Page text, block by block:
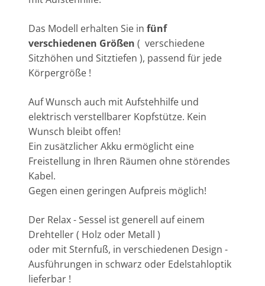
Das Modell erhalten Sie in fünf
verschiedenen Größen ( verschiedene
Sitzhöhen und Sitztiefen ), passend für jede
Körpergröße !
Auf Wunsch auch mit Aufstehhilfe und
elektrisch verstellbarer Kopfstütze. Kein
Wunsch bleibt offen!
Ein zusätzlicher Akku ermöglicht eine
Freistellung in Ihren Räumen ohne störendes
Kabel.
Gegen einen geringen Aufpreis möglich!
Der Relax - Sessel ist generell auf einem
Drehteller ( Holz oder Metall )
oder mit Sternfuß, in verschiedenen Design -
Ausführungen in schwarz oder Edelstahloptik
lieferbar !